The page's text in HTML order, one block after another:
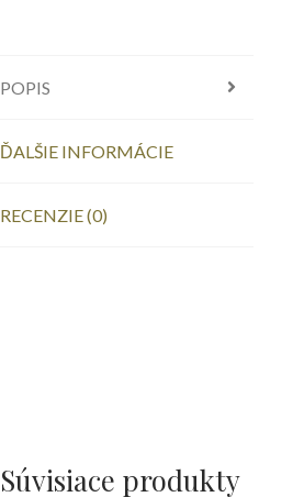
POPIS
ĎALŠIE INFORMÁCIE
RECENZIE (0)
Súvisiace produkty